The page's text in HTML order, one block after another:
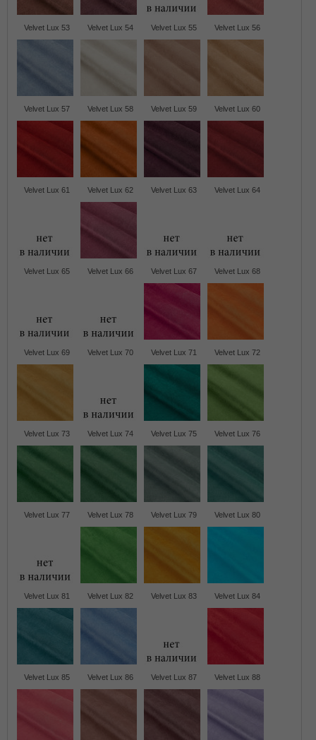
Velvet Lux 53 Velvet Lux 54 Velvet Lux 55 Velvet Lux 56
Velvet Lux 57 Velvet Lux 58 Velvet Lux 59 Velvet Lux 60
Velvet Lux 61 Velvet Lux 62 Velvet Lux 63 Velvet Lux 64
Velvet Lux 65 Velvet Lux 66 Velvet Lux 67 Velvet Lux 68
Velvet Lux 69 Velvet Lux 70 Velvet Lux 71 Velvet Lux 72
Velvet Lux 73 Velvet Lux 74 Velvet Lux 75 Velvet Lux 76
Velvet Lux 77 Velvet Lux 78 Velvet Lux 79 Velvet Lux 80
Velvet Lux 81 Velvet Lux 82 Velvet Lux 83 Velvet Lux 84
Velvet Lux 85 Velvet Lux 86 Velvet Lux 87 Velvet Lux 88